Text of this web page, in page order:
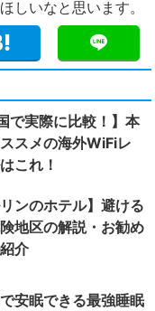
しいなと思います。
で実際に比較！】本
スメの海外WiFiレ
これ！
リンのホテル】避ける
地区の解説・お勧め
介
安眠できる最強睡眠